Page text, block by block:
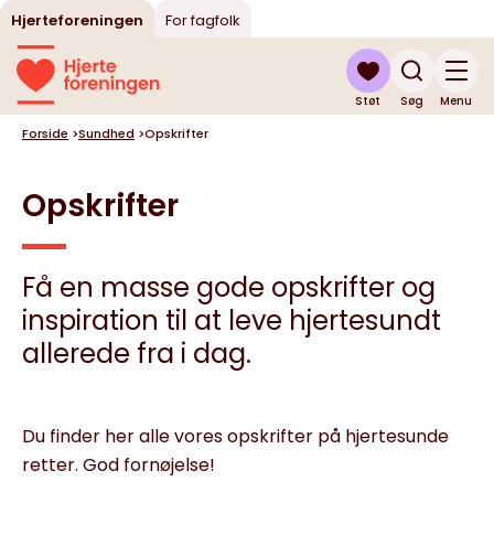
Hjerteforeningen For fagfolk
Søg
Støt Menu
Forside >Sundhed >Opskrifter
Opskrifter
Få en masse gode opskrifter og
inspiration til at leve hjertesundt
allerede fra i dag.
Du finder her alle vores opskrifter på hjertesunde
retter. God fornøjelse!